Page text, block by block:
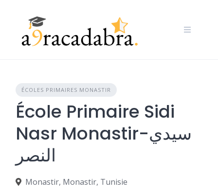
ÉCOLES PRIMAIRES MONASTIR
École Primaire Sidi
Nasr Monastir-سيدي
النصر
Monastir, Monastir, Tunisie